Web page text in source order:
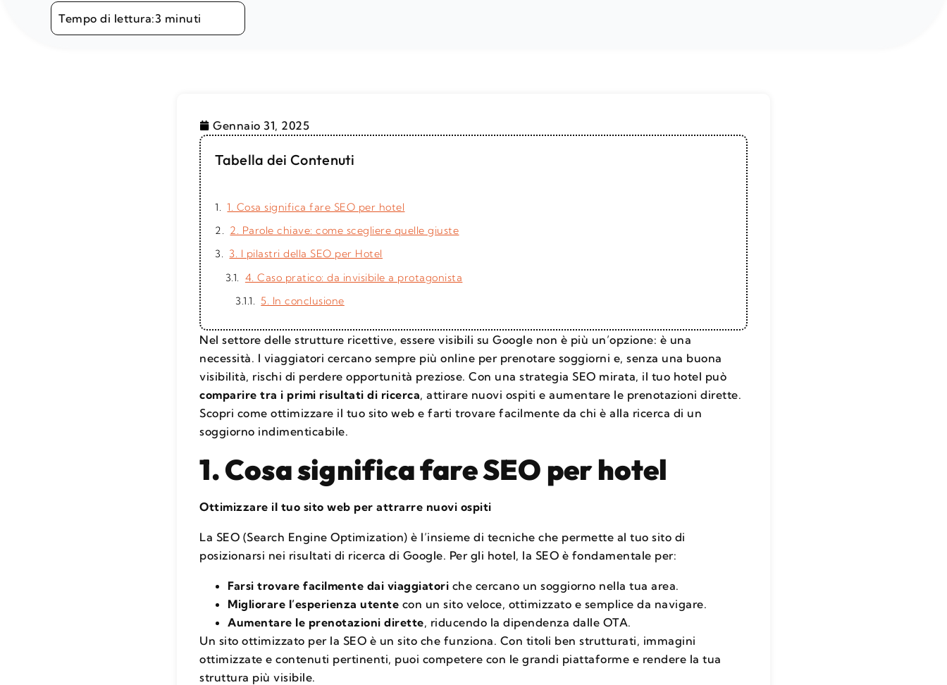
Tempo di lettura:3 minuti
Gennaio 31, 2025
Tabella dei Contenuti
1. Cosa significa fare SEO per hotel
2. Parole chiave: come scegliere quelle giuste
3. I pilastri della SEO per Hotel
4. Caso pratico: da invisibile a protagonista
5. In conclusione
Nel settore delle strutture ricettive, essere visibili su Google non è più un’opzione: è una
necessità. I viaggiatori cercano sempre più online per prenotare soggiorni e, senza una buona
visibilità, rischi di perdere opportunità preziose. Con una strategia SEO mirata, il tuo hotel può
comparire tra i primi risultati di ricerca, attirare nuovi ospiti e aumentare le prenotazioni dirette.
Scopri come ottimizzare il tuo sito web e farti trovare facilmente da chi è alla ricerca di un
soggiorno indimenticabile.
1. Cosa significa fare SEO per hotel
Ottimizzare il tuo sito web per attrarre nuovi ospiti
La SEO (Search Engine Optimization) è l’insieme di tecniche che permette al tuo sito di
posizionarsi nei risultati di ricerca di Google. Per gli hotel, la SEO è fondamentale per:
Farsi trovare facilmente dai viaggiatori che cercano un soggiorno nella tua area.
Migliorare l’esperienza utente con un sito veloce, ottimizzato e semplice da navigare.
Aumentare le prenotazioni dirette, riducendo la dipendenza dalle OTA.
Un sito ottimizzato per la SEO è un sito che funziona. Con titoli ben strutturati, immagini
ottimizzate e contenuti pertinenti, puoi competere con le grandi piattaforme e rendere la tua
struttura più visibile.